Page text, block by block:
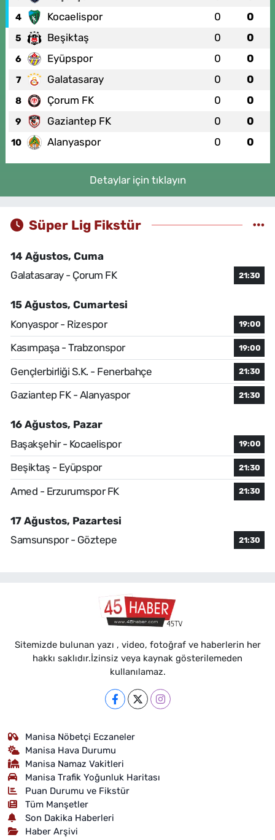
4 Kocaelispor 0 0
5 Beşiktaş 0 0
6 Eyüpspor 0 0
7 Galatasaray 0 0
8 Çorum FK 0 0
9 Gaziantep FK 0 0
10 Alanyaspor 0 0
Detaylar için tıklayın
Süper Lig Fikstür
14 Ağustos, Cuma
Galatasaray - Çorum FK
21:30
15 Ağustos, Cumartesi
Konyaspor - Rizespor
19:00
Kasımpaşa - Trabzonspor 19:00
Gençlerbirliği S.K. - Fenerbahçe 21:30
Gaziantep FK - Alanyaspor 21:30
16 Ağustos, Pazar
Başakşehir - Kocaelispor
19:00
Beşiktaş - Eyüpspor 21:30
Amed - Erzurumspor FK 21:30
17 Ağustos, Pazartesi
Samsunspor - Göztepe
21:30
Sitemizde bulunan yazı , video, fotoğraf ve haberlerin her
hakkı saklıdır.İzinsiz veya kaynak gösterilemeden
kullanılamaz.
Manisa Nöbetçi Eczaneler
Manisa Hava Durumu
Manisa Namaz Vakitleri
Manisa Trafik Yoğunluk Haritası
Puan Durumu ve Fikstür
Tüm Manşetler
Son Dakika Haberleri
Haber Arşivi